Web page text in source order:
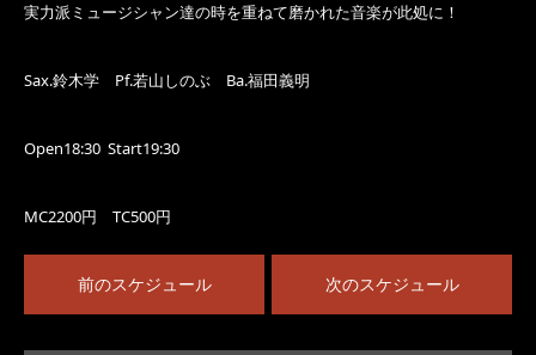
実力派ミュージシャン達の時を重ねて磨かれた音楽が此処に！
Sax.鈴木学 Pf.若山しのぶ Ba.福田義明
Open18:30 Start19:30
MC2200円 TC500円
前のスケジュール 次のスケジュール